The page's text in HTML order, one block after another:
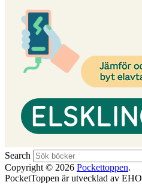
Search
Copyright © 2026 Pockettoppen.
PocketToppen är utvecklad av EHO